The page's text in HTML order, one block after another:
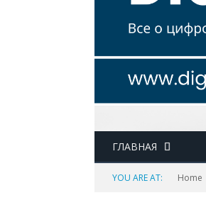
ГЛАВНАЯ
YOU ARE AT: Home